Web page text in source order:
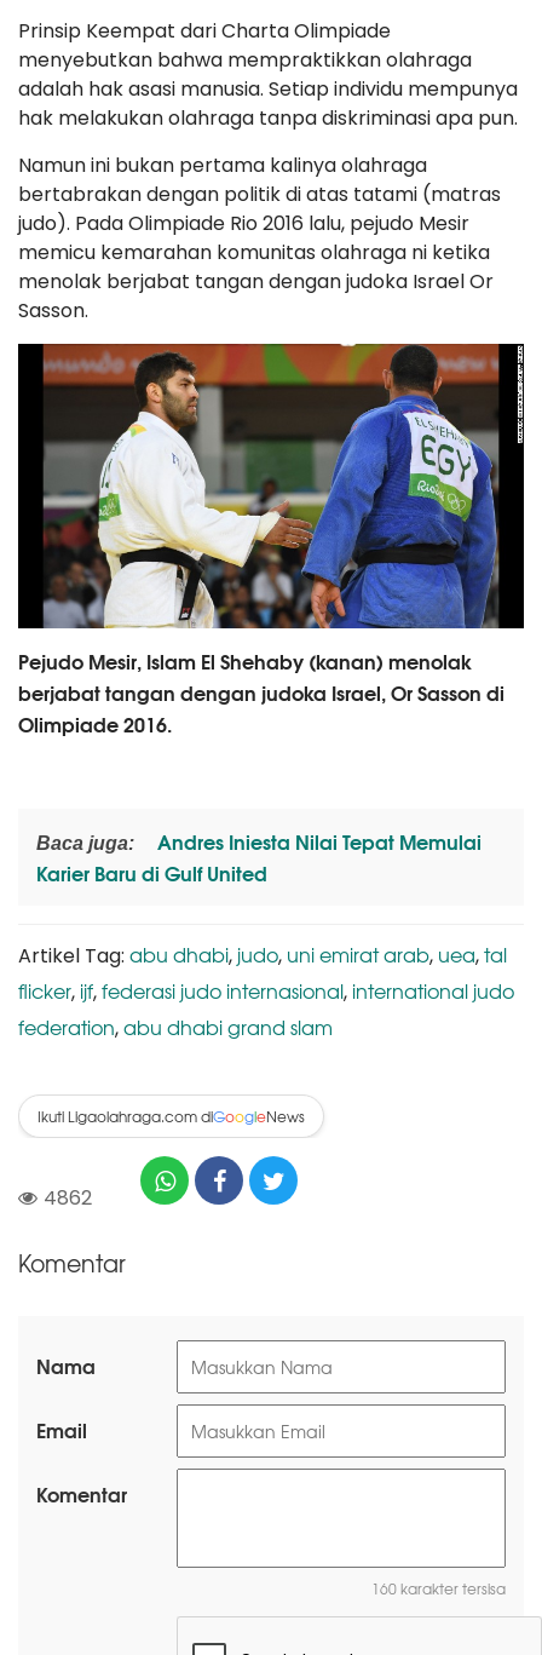
Prinsip Keempat dari Charta Olimpiade
menyebutkan bahwa mempraktikkan olahraga
adalah hak asasi manusia. Setiap individu mempunya
hak melakukan olahraga tanpa diskriminasi apa pun.
Namun ini bukan pertama kalinya olahraga
bertabrakan dengan politik di atas tatami (matras
judo). Pada Olimpiade Rio 2016 lalu, pejudo Mesir
memicu kemarahan komunitas olahraga ni ketika
menolak berjabat tangan dengan judoka Israel Or
Sasson.
Pejudo Mesir, Islam El Shehaby (kanan) menolak
berjabat tangan dengan judoka Israel, Or Sasson di
Olimpiade 2016.
Baca juga:
Andres Iniesta Nilai Tepat Memulai
Karier Baru di Gulf United
Artikel Tag: abu dhabi, judo, uni emirat arab, uea,tal
flicker, ijf,federasi judo internasional, international judo
federation,abu dhabi grand slam
Ikuti Ligaolahraga.com diGoogleNews
4862
Komentar
Nama
Email
Komentar
160 karakter tersisa